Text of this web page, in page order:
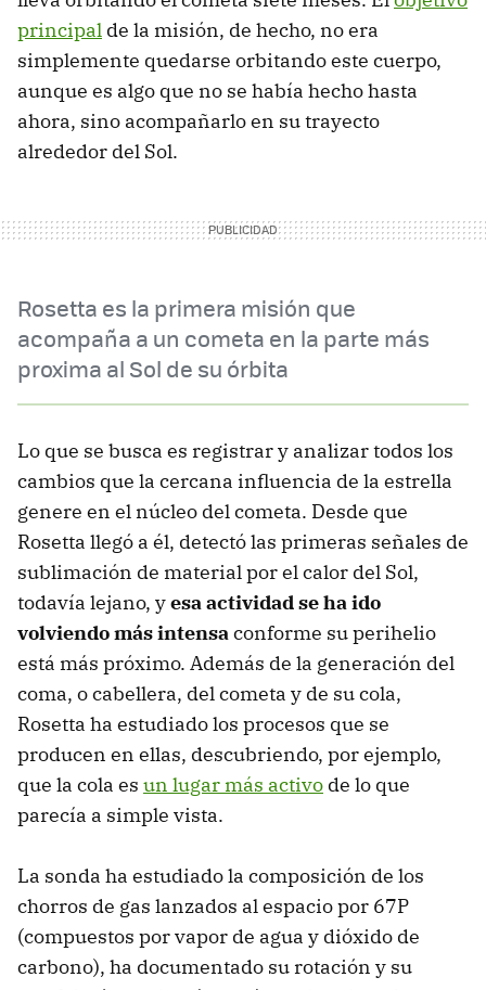
principal de la misión, de hecho, no era
simplemente quedarse orbitando este cuerpo,
aunque es algo que no se había hecho hasta
ahora, sino acompañarlo en su trayecto
alrededor del Sol.
Rosetta es la primera misión que
acompaña a un cometa en la parte más
proxima al Sol de su órbita
Lo que se busca es registrar y analizar todos los
cambios que la cercana influencia de la estrella
genere en el núcleo del cometa. Desde que
Rosetta llegó a él, detectó las primeras señales de
sublimación de material por el calor del Sol,
todavía lejano, yesa actividad se ha ido
volviendo más intensa conforme su perihelio
está más próximo. Además de la generación del
coma, o cabellera, del cometa y de su cola,
Rosetta ha estudiado los procesos que se
producen en ellas, descubriendo, por ejemplo,
que la cola es un lugar más activo de lo que
parecía a simple vista.
La sonda ha estudiado la composición de los
chorros de gas lanzados al espacio por 67P
(compuestos por vapor de agua y dióxido de
carbono), ha documentado su rotación y su